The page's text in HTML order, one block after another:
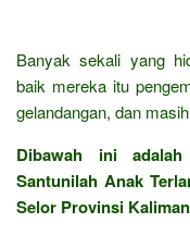
Banyak sekali yang
baik mereka itu
gelandangan, dan
Dibawah ini
Santunilah Anak
Selor Provinsi